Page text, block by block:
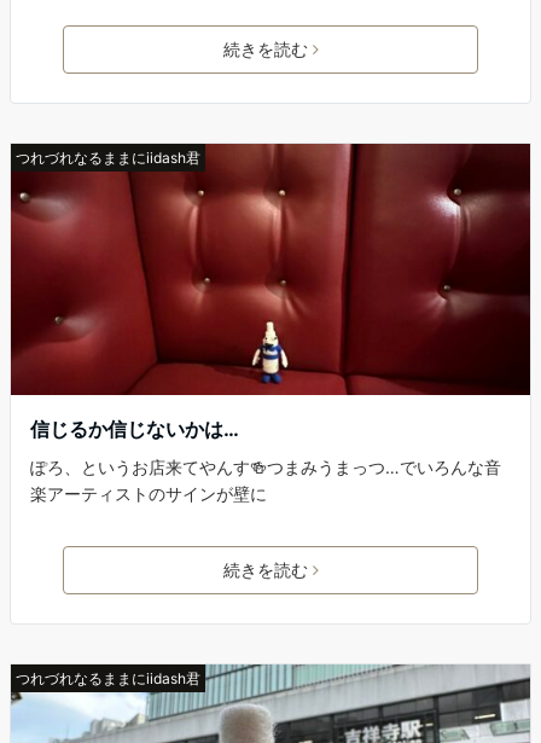
続きを読む
つれづれなるままにiidash君
信じるか信じないかは…
ぽろ、というお店来てやんす🍻つまみうまっつ…でいろんな音
楽アーティストのサインが壁に
続きを読む
つれづれなるままにiidash君